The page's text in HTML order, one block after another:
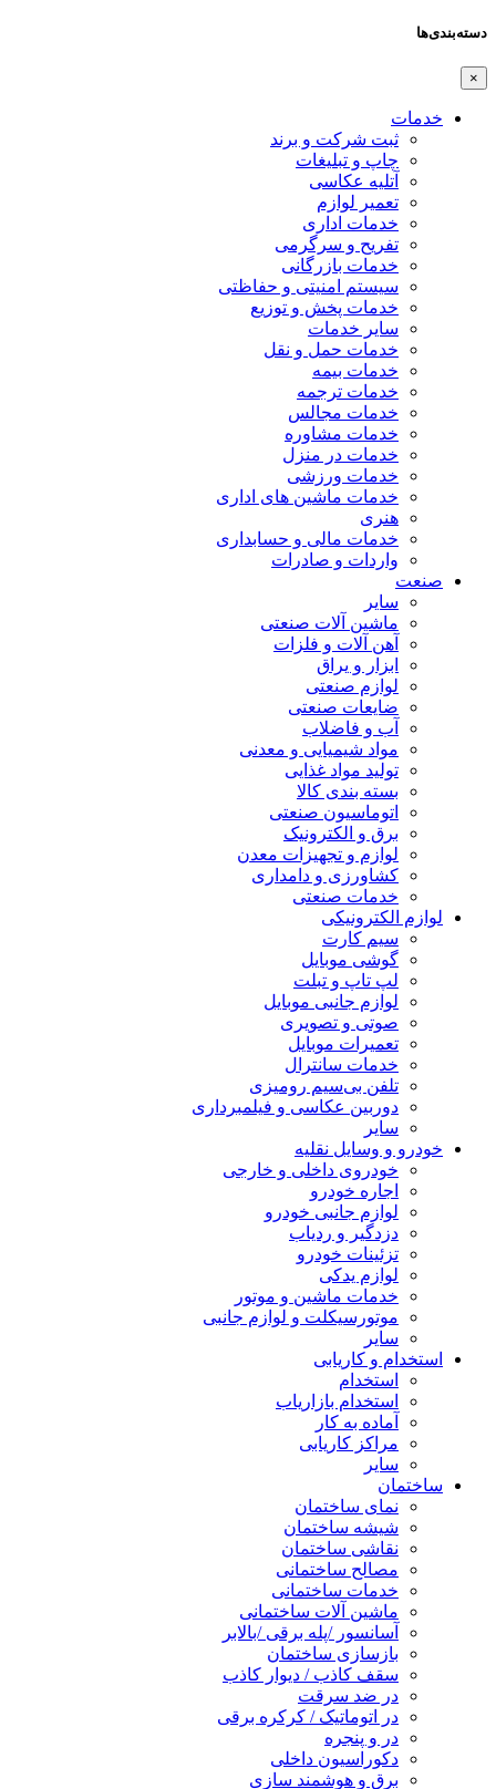
دسته‌بندی‌ها
×
خدمات
ثبت شرکت و برند
چاپ و تبلیغات
آتلیه عکاسی
تعمیر لوازم
خدمات اداری
تفریح و سرگرمی
خدمات بازرگانی
سیستم امنیتی و حفاظتی
خدمات پخش و توزیع
سایر خدمات
خدمات حمل و نقل
خدمات بیمه
خدمات ترجمه
خدمات مجالس
خدمات مشاوره
خدمات در منزل
خدمات ورزشی
خدمات ماشین های اداری
هنری
خدمات مالی و حسابداری
واردات و صادرات
صنعت
سایر
ماشین آلات صنعتی
آهن آلات و فلزات
ابزار و یراق
لوازم صنعتی
ضایعات صنعتی
آب و فاضلاب
مواد شیمیایی و معدنی
تولید مواد غذایی
بسته بندی کالا
اتوماسیون صنعتی
برق و الکترونیک
لوازم و تجهیزات معدن
کشاورزی و دامداری
خدمات صنعتی
لوازم الکترونیکی
سیم کارت
گوشی موبایل
لپ تاپ و تبلت
لوازم جانبی موبایل
صوتی و تصویری
تعمیرات موبایل
خدمات سانترال
تلفن بی‌سیم رومیزی
دوربین عکاسی و فیلمبرداری
سایر
خودرو و وسایل نقلیه
خودروی داخلی و خارجی
اجاره خودرو
لوازم جانبی خودرو
دزدگیر و ردیاب
تزئینات خودرو
لوازم یدکی
خدمات ماشین و موتور
موتورسیکلت و لوازم جانبی
سایر
استخدام و کاریابی
استخدام
استخدام بازاریاب
آماده به کار
مراکز کاریابی
سایر
ساختمان
نمای ساختمان
شیشه ساختمان
نقاشی ساختمان
مصالح ساختمانی
خدمات ساختمانی
ماشین آلات ساختمانی
آسانسور /پله برقی /بالابر
بازسازی ساختمان
سقف کاذب / دیوار کاذب
در ضد سرقت
در اتوماتیک / کرکره برقی
در و پنجره
دکوراسیون داخلی
برق و هوشمند سازی